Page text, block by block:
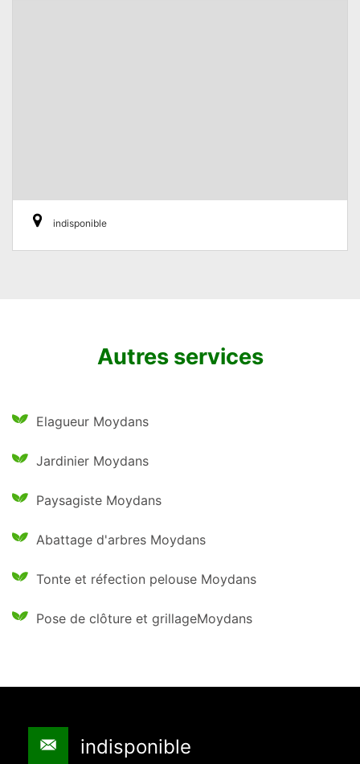
indisponible
Autres services
Elagueur Moydans
Jardinier Moydans
Paysagiste Moydans
Abattage d'arbres Moydans
Tonte et réfection pelouse Moydans
Pose de clôture et grillageMoydans
indisponible